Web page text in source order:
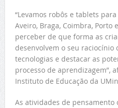
“Levamos robôs e tablets
Aveiro, Braga, Coimbra, Porto
perceber de que forma as
desenvolvem o seu raciocínio
tecnologias e destacar as
processo de aprendizagem”,
Instituto de Educação da
As atividades de pensamento